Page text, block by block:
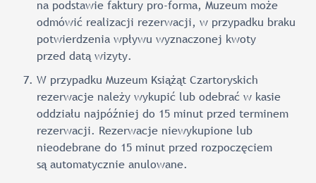
na podstawie faktury pro-forma, Muzeum może
odmówić realizacji rezerwacji, w przypadku braku
potwierdzenia wpływu wyznaczonej kwoty
przed datą wizyty.
W przypadku Muzeum Książąt Czartoryskich
rezerwacje należy wykupić lub odebrać w kasie
oddziału najpóźniej do 15 minut przed terminem
rezerwacji. Rezerwacje niewykupione lub
nieodebrane do 15 minut przed rozpoczęciem
są automatycznie anulowane.